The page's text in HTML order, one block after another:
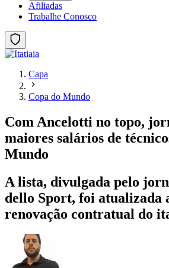
Afiliadas
Trabalhe Conosco
Capa
Copa do Mundo
Com Ancelotti no topo,
maiores salários de
Mundo
A lista, divulgada pelo
dello Sport, foi atualizada
renovação contratual do